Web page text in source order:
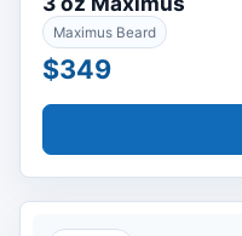
Maximus Beard
$349